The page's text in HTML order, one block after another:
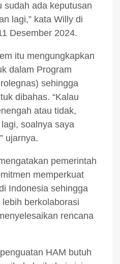
sudah ada keputusan
lagi,” kata Willy di
Desember 2024.
itu mengungkapkan
dalam Program
sehingga
dibahas. “Kalau
atau tidak,
soalnya saya
ujarnya.
pemerintah
memperkuat
Indonesia sehingga
berkolaborasi
rencana
HAM butuh